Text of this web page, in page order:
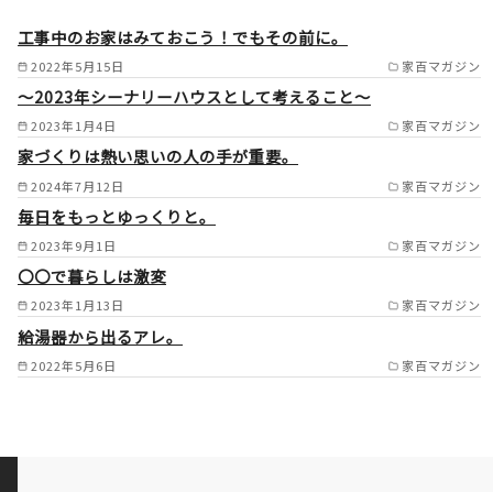
2022年5月15日 家百マガジン
工事中のお家はみておこう！でもその前に。
2023年1月4日 家百マガジン
～2023年シーナリーハウスとして考えること～
2024年7月12日 家百マガジン
家づくりは熱い思いの人の手が重要。
2023年9月1日 家百マガジン
毎日をもっとゆっくりと。
2023年1月13日 家百マガジン
〇〇で暮らしは激変
2022年5月6日 家百マガジン
給湯器から出るアレ。